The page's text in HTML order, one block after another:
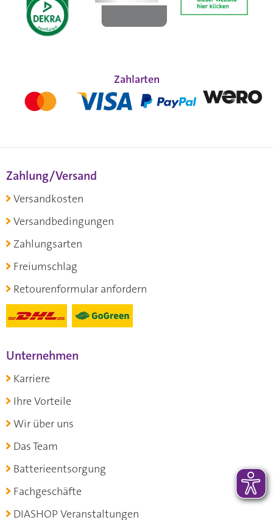
Zahlarten
Zahlung/Versand
Versandkosten
Versandbedingungen
Zahlungsarten
Freiumschlag
Retourenformular anfordern
Unternehmen
Karriere
Ihre Vorteile
Wir über uns
Das Team
Batterieentsorgung
Fachgeschäfte
DIASHOP Veranstaltungen